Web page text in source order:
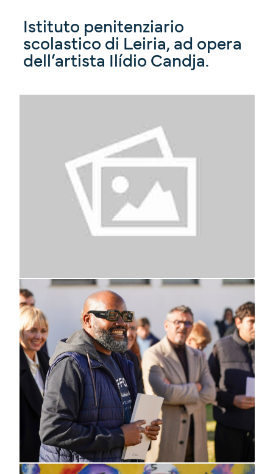
Istituto penitenziario
scolastico di Leiria, ad opera
dell’artista Ilídio Candja.